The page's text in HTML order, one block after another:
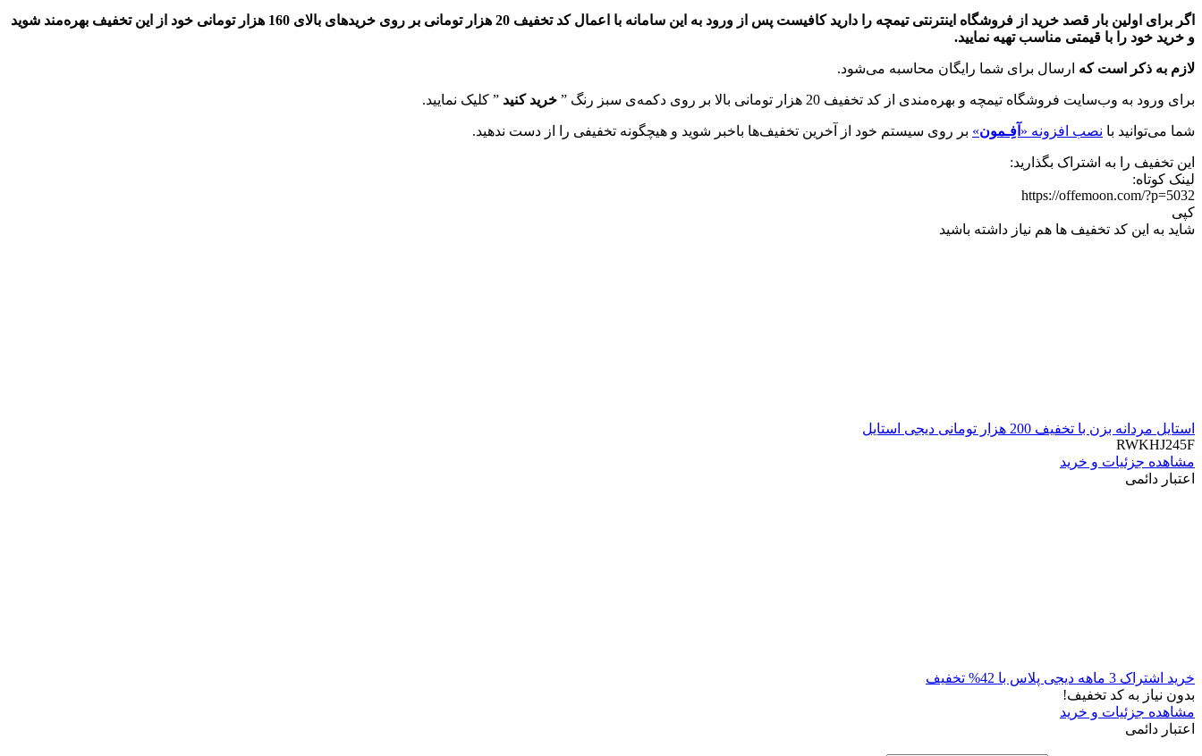
اگر برای اولین بار قصد خرید از فروشگاه اینترنتی تیمچه را دارید کافیست پس از ورود به این سامانه با اعمال کد تخفیف 20 هزار تومانی بر روی خریدهای بالای 160 هزار تومانی خود از این تخفیف بهره‌مند شوید
و خرید خود را با قیمتی مناسب تهیه نمایید.
لازم به ذکر است که ارسال برای شما رایگان محاسبه می‌شود.
برای ورود به وب‌سایت فروشگاه تیمچه و بهره‌مندی از کد تخفیف 20 هزار تومانی بالا بر روی دکمه‌ی سبز رنگ ” خرید کنید ” کلیک نمایید.
شما می‌توانید با نصب افزونه « آفِـمون» بر روی سیستم خود از آخرین تخفیف‌ها باخبر شوید و هیچگونه تخفیفی را از دست ندهید.
این تخفیف را به اشتراک بگذارید:
لینک کوتاه:
https://offemoon.com/?p=5032
کپی
شاید به این کد تخفیف ها هم نیاز داشته باشید
استایل مردانه بزن با تخفیف 200 هزار تومانی دیجی استایل
RWKHJ245F
مشاهده جزئیات و خرید
اعتبار دائمی
خرید اشتراک 3 ماهه دیجی پلاس با 42% تخفیف
بدون نیاز به کد تخفیف!
مشاهده جزئیات و خرید
اعتبار دائمی